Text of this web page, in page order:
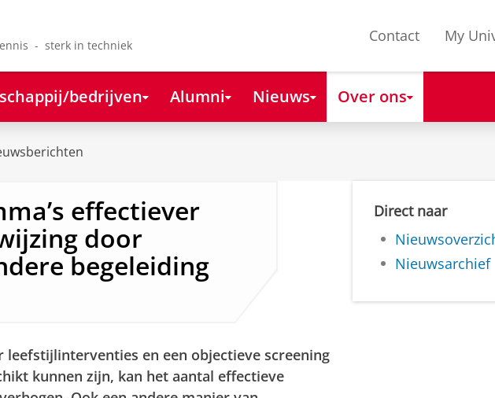
- sterk in techniek
Contact My
bedrijven Alumni Nieuws Over ons
effectiever
door
begeleiding
en een objectieve screening
kunnen zijn, kan het aantal effectieve
Direct naar
Nieuwsarchief